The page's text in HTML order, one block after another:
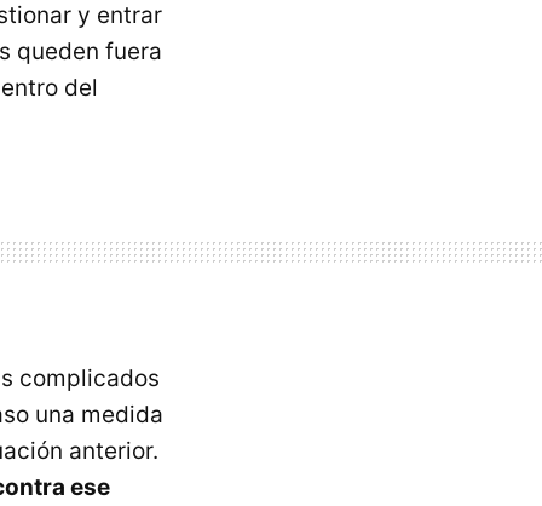
y entrar
queden fuera
del
complicados
una medida
anterior.
ese